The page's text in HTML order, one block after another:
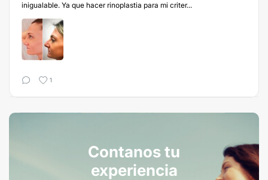
inigualable. Ya que hacer rinoplastia para mi criter...
1
Contanos tu
experiencia